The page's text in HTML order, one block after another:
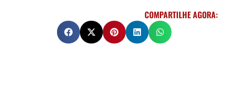
COMPARTILHE AGORA: